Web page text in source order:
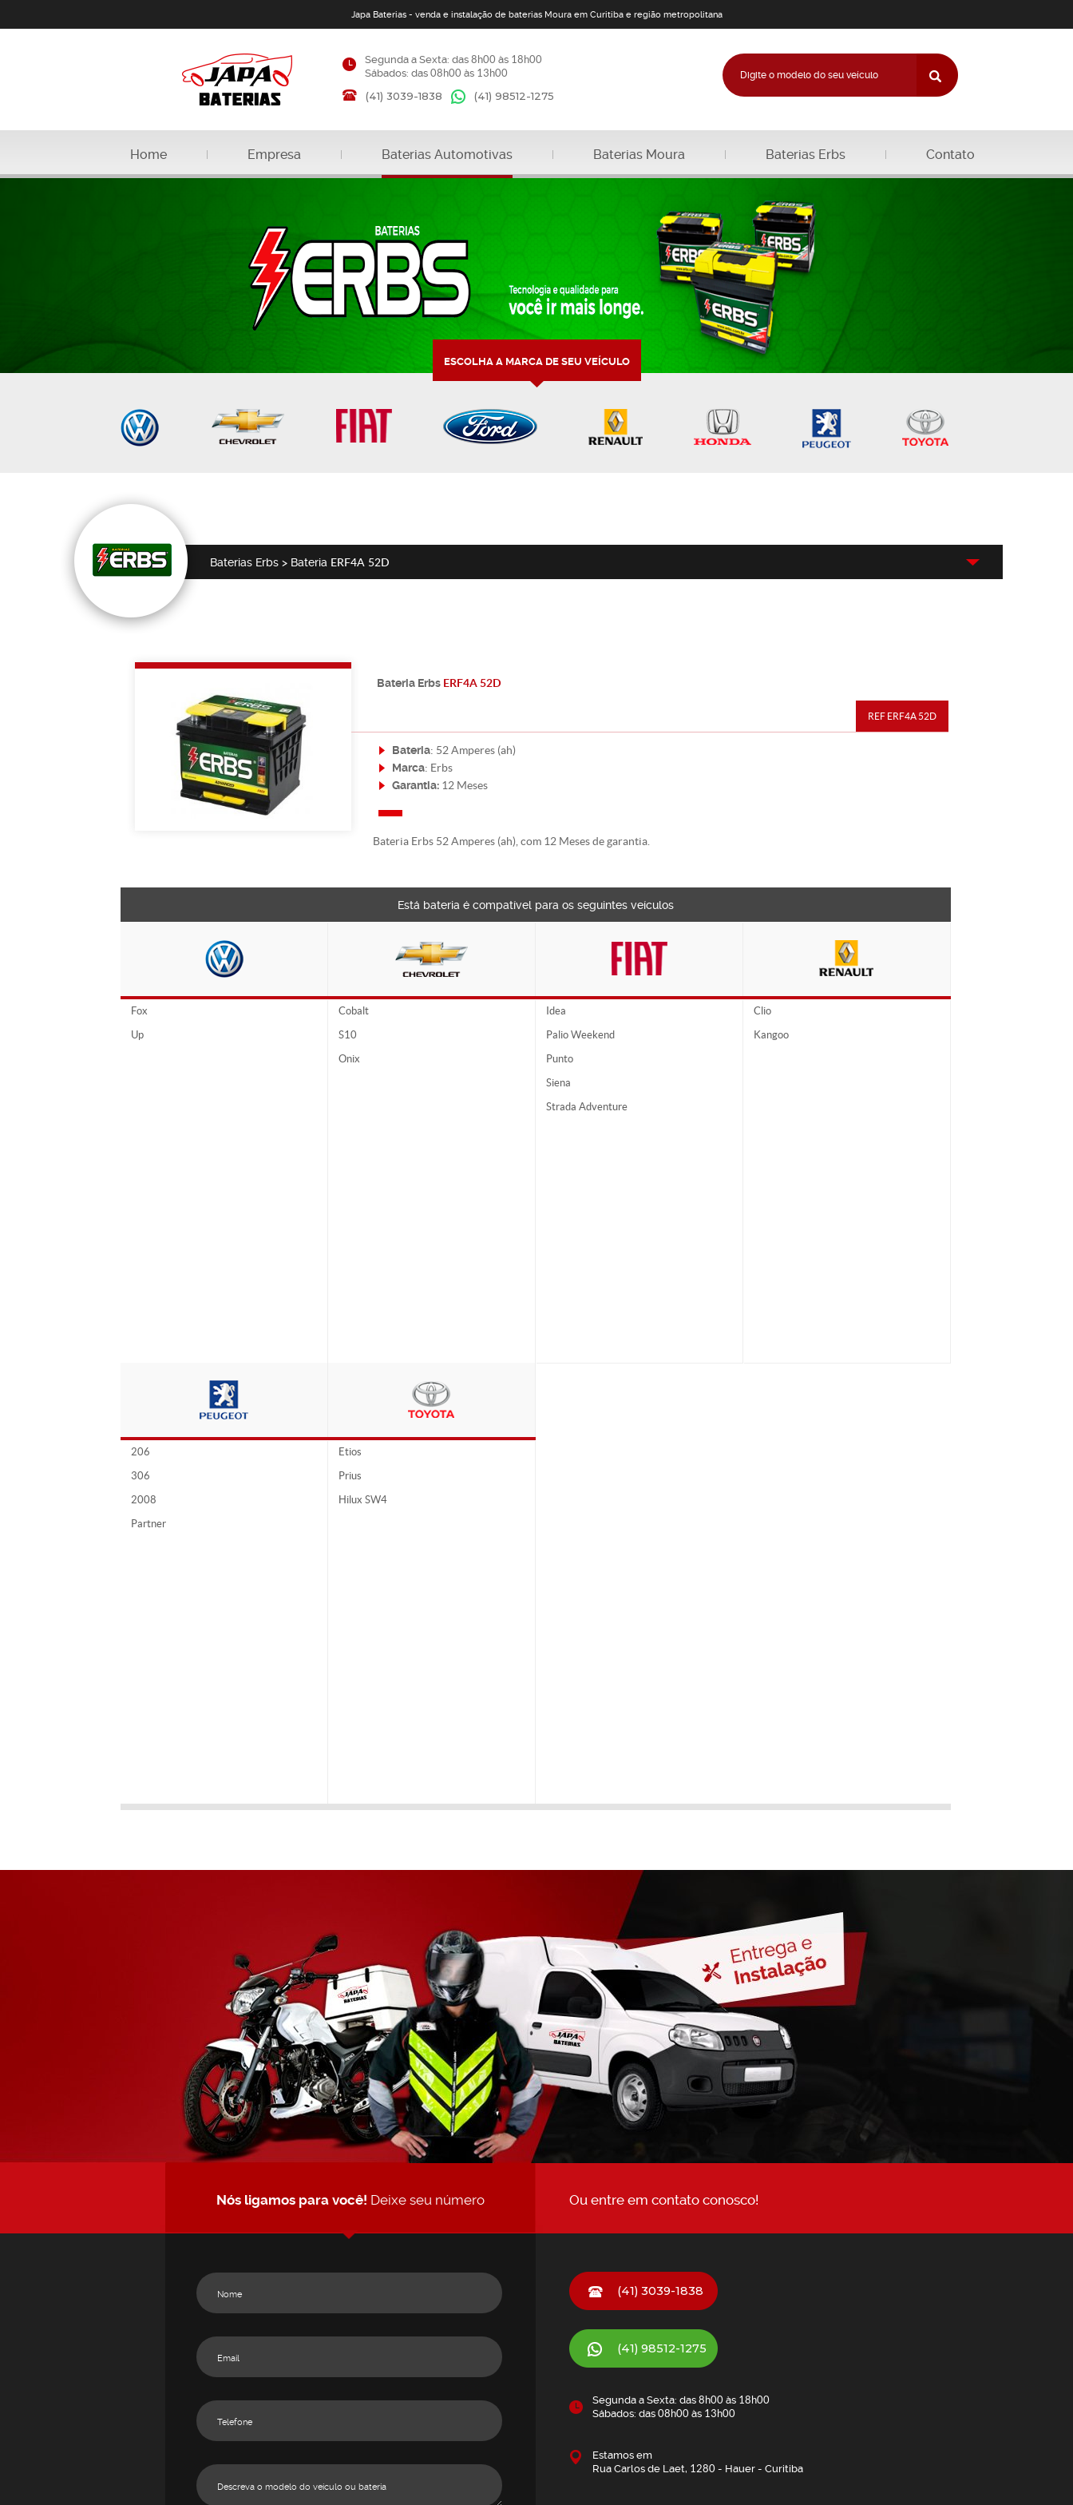
Japa Baterias - venda e instalação de baterias Moura em Curitiba e região metropolitana
Segunda a Sexta: das 8h00 às 18h00
Sábados: das 08h00 às 13h00
(41) 3039-1838 (41) 98512-1275
Home Empresa Baterias Automotivas Baterias Moura Baterias Erbs Contato
ESCOLHA A MARCA DE SEU VEÍCULO
Baterias Erbs > Bateria ERF4A 52D
Bateria Erbs ERF4A 52D
REF ERF4A 52D
Bateria: 52 Amperes (ah)
Marca: Erbs
Garantia: 12 Meses
Bateria Erbs 52 Amperes (ah), com 12 Meses de garantia.
Está bateria é compatível para os seguintes veículos
Fox
Up
Cobalt
S10
Onix
Idea
Palio Weekend
Punto
Siena
Strada Adventure
Clio
Kangoo
206
306
2008
Partner
Etios
Prius
Hilux SW4
Nós ligamos para você! Deixe seu número Ou entre em contato conosco!
(41) 3039-1838
(41) 98512-1275
Segunda a Sexta: das 8h00 às 18h00
Sábados: das 08h00 às 13h00
Estamos em
Rua Carlos de Laet, 1280 - Hauer - Curitiba